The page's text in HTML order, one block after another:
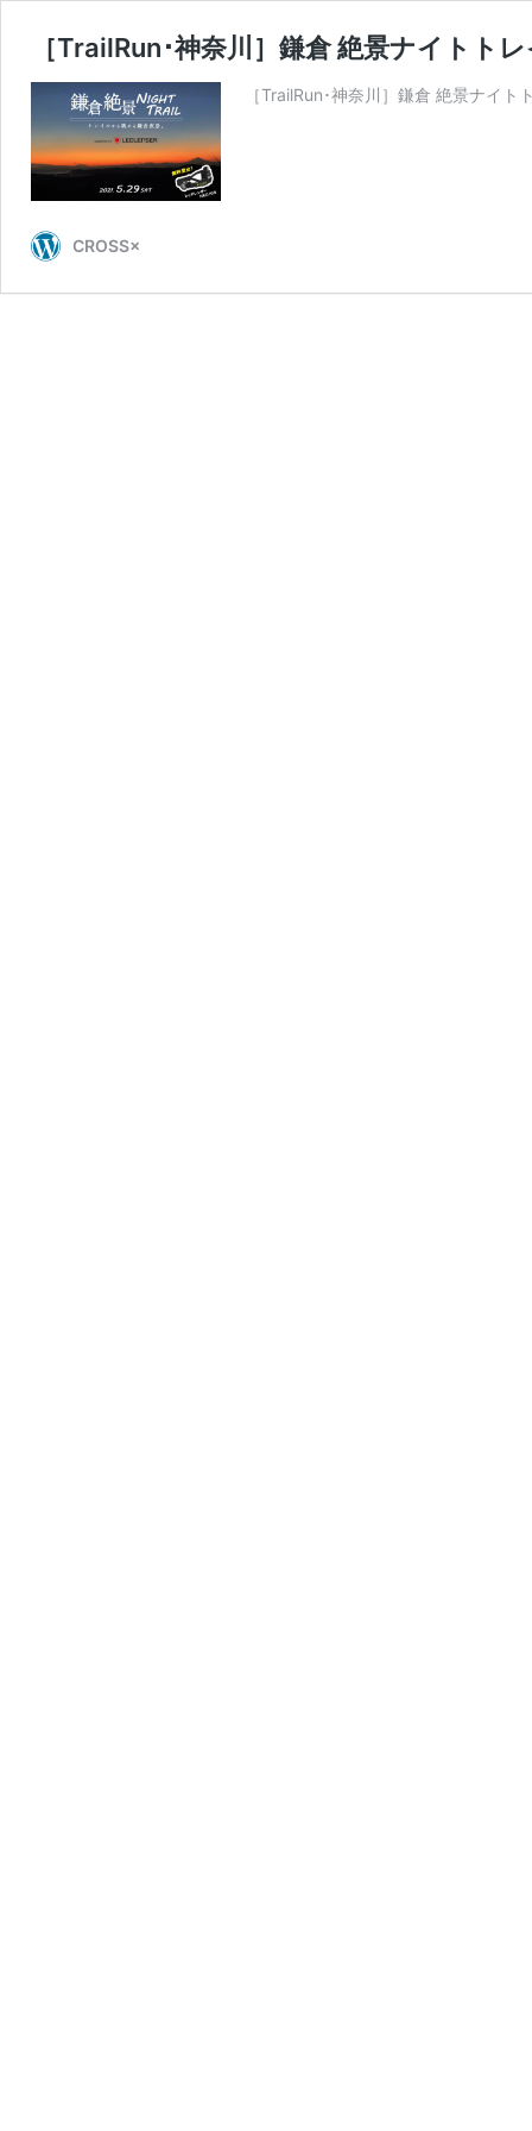
［TrailRun･神奈川］鎌倉 絶景ナイトト
［TrailRun･神奈川］鎌倉 絶景ナイ
CROSS×